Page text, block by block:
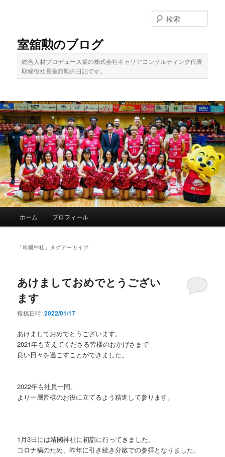
移
動
動
室舘勲のブログ
総合人材プロデュース業の株式会社キャリアコンサルティング代表
取締役社長室舘勲の日記です。
索
ホーム プロフィール
「靖國神社 」タグアーカイブ
あけましておめでとうござい
ます
投稿日時:2022/01/17
あけましておめでとうございます。
2021年も支えてくださる皆様のおかげさまで
良い日々を過ごすことができました。
2022年も社員一同、
より一層皆様のお役に立てるよう精進して参ります。
1月3日には靖國神社に初詣に行ってきました。
コロナ禍のため、昨年に引き続き分散での参拝となりました。